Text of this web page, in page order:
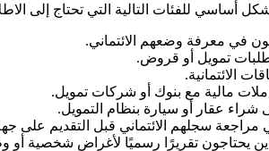
أساسي للفئات التالية التي تحتاج إلى
في معرفة وضعهم الائتماني.
تمويل أو قروض.
الائتمانية.
مالية مع بنوك أو شركات تمويل.
شراء عقار أو سيارة بنظام التمويل.
سجلهم الائتماني قبل التقديم على
يحتاجون تقريرًا رسميًا لأغراض شخصية أو